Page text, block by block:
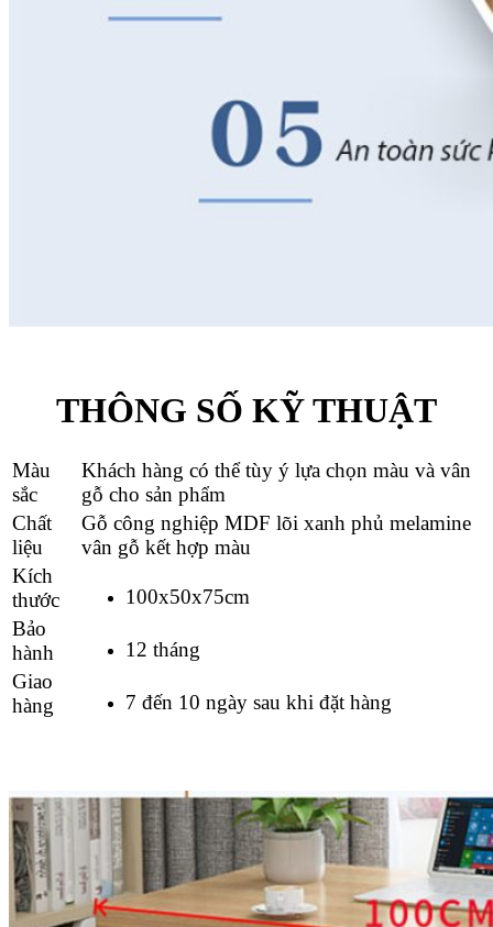
THÔNG SỐ KỸ THUẬT
Màu
sắc
Khách hàng có thể tùy ý lựa chọn màu và vân
gỗ cho sản phẩm
Chất
liệu
Gỗ công nghiệp MDF lõi xanh phủ melamine
vân gỗ kết hợp màu
Kích
thước
100x50x75cm
Bảo
hành
12 tháng
Giao
hàng
7 đến 10 ngày sau khi đặt hàng